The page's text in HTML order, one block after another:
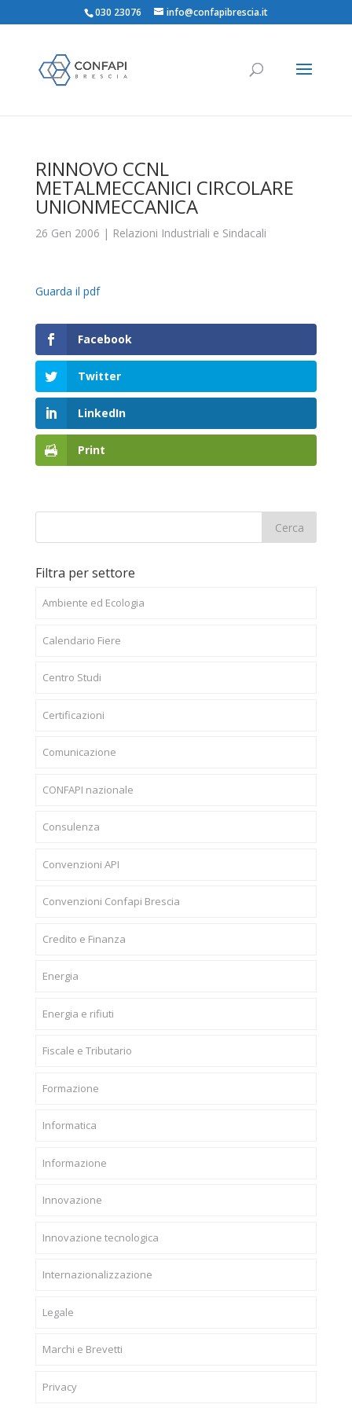
030 23076 info@confapibrescia.it
RINNOVO CCNL
METALMECCANICI CIRCOLARE
UNIONMECCANICA
26 Gen 2006 | Relazioni Industriali e Sindacali
Guarda il pdf
Facebook
Twitter
LinkedIn
Print
Filtra per settore
Ambiente ed Ecologia
Calendario Fiere
Centro Studi
Certificazioni
Comunicazione
CONFAPI nazionale
Consulenza
Convenzioni API
Convenzioni Confapi Brescia
Credito e Finanza
Energia
Energia e rifiuti
Fiscale e Tributario
Formazione
Informatica
Informazione
Innovazione
Innovazione tecnologica
Internazionalizzazione
Legale
Marchi e Brevetti
Privacy